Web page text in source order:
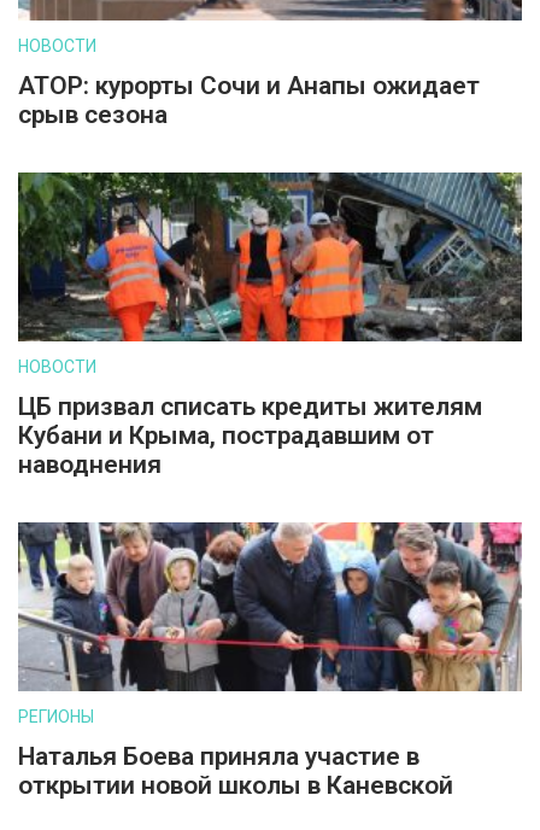
НОВОСТИ
АТОР: курорты Сочи и Анапы ожидает
срыв сезона
НОВОСТИ
ЦБ призвал списать кредиты жителям
Кубани и Крыма, пострадавшим от
наводнения
РЕГИОНЫ
Наталья Боева приняла участие в
открытии новой школы в Каневской